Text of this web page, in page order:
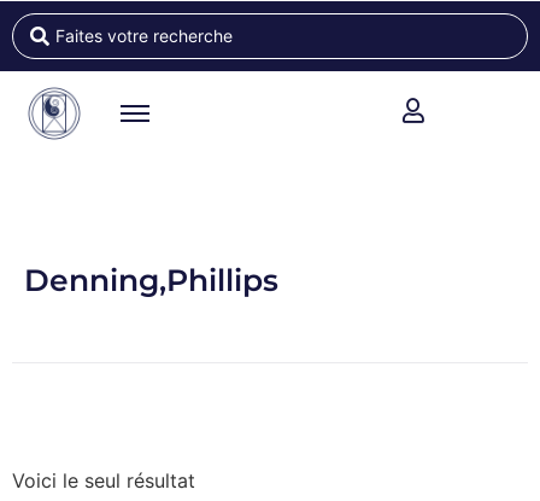
Denning,Phillips
Voici le seul résultat